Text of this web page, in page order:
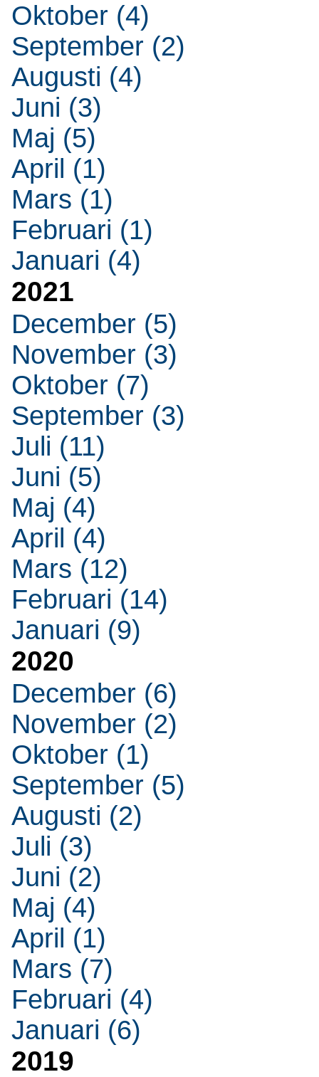
Oktober (4)
September (2)
Augusti (4)
Juni (3)
Maj (5)
April (1)
Mars (1)
Februari (1)
Januari (4)
2021
December (5)
November (3)
Oktober (7)
September (3)
Juli (11)
Juni (5)
Maj (4)
April (4)
Mars (12)
Februari (14)
Januari (9)
2020
December (6)
November (2)
Oktober (1)
September (5)
Augusti (2)
Juli (3)
Juni (2)
Maj (4)
April (1)
Mars (7)
Februari (4)
Januari (6)
2019